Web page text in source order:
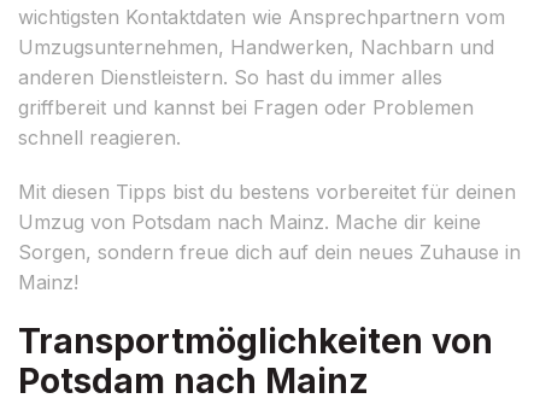
wichtigsten Kontaktdaten wie Ansprechpartnern vom
Umzugsunternehmen, Handwerken, Nachbarn und
anderen Dienstleistern. So hast du immer alles
griffbereit und kannst bei Fragen oder Problemen
schnell reagieren.
Mit diesen Tipps bist du bestens vorbereitet für deinen
Umzug von Potsdam nach Mainz. Mache dir keine
Sorgen, sondern freue dich auf dein neues Zuhause in
Mainz!
Transportmöglichkeiten von
Potsdam nach Mainz